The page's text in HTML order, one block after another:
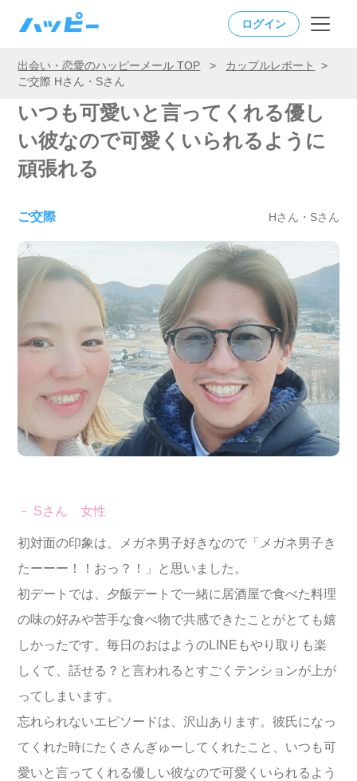
ログイン
出会い・恋愛のハッピーメール TOP > カップルレポート
>
ご交際 Hさん・Sさん
いつも可愛いと言ってくれる優し
い彼なので可愛くいられるように
頑張れる
ご交際 Hさん・Sさん
－ Sさん 女性
初対面の印象は、メガネ男子好きなので「メガネ男子き
たーーー！！おっ？！」と思いました。
初デートでは、夕飯デートで一緒に居酒屋で食べた料理
の味の好みや苦手な食べ物で共感できたことがとても嬉
しかったです。毎日のおはようのLINEもやり取りも楽
しくて、話せる？と言われるとすごくテンションが上が
ってしまいます。
忘れられないエピソードは、沢山あります。彼氏になっ
てくれた時にたくさんぎゅーしてくれたこと、いつも可
愛いと言ってくれる優しい彼なので可愛くいられるよう